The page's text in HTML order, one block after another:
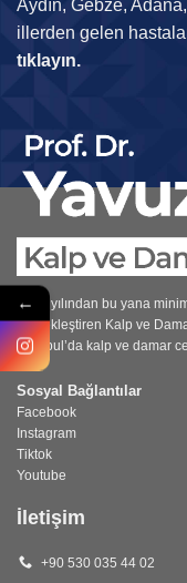
Aydın, Gebze,
illerden gelen
tıklayın.
1997 yılından bu yana
gerçekleştiren Kalp ve
İstanbul’da kalp ve damar
Sosyal Bağlantılar
Facebook
Instagram
Tiktok
Youtube
İletişim
+90 530 035 44 02
←